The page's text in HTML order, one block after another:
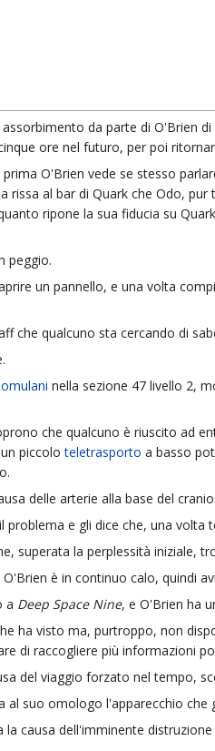
da parte di O'Brien
ore nel futuro, per poi
O'Brien vede se stesso
rissa al bar di Quark che Odo,
ripone la sua fiducia su
peggio.
un pannello, e una volta
che qualcuno sta cercando di
nella sezione 47 livello 2,
che qualcuno è riuscito ad
piccoloteletrasporto a basso
delle arterie alla base del cranio.
e gli dice che, una
superata la perplessità iniziale,
è in continuo calo, quindi
a Deep Space Nine, e O'Brien ha
ha visto ma, purtroppo, non
di raccogliere più informazioni
del viaggio forzato nel tempo,
al suo omologo l'apparecchio
causa dell'imminente distruzione